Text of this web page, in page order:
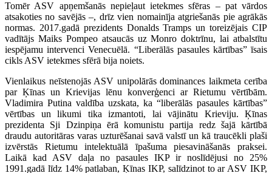
Tomēr ASV apņemšanās nepieļaut ietekmes sfēras – pat vārdos
atsakoties no savējās –, drīz vien nomainīja atgriešanās pie agrākās
normas. 2017.gadā prezidents Donalds Tramps un toreizējais CIP
vadītājs Maiks Pompeo atsaucās uz Monro doktrīnu, lai atbalstītu
iespējamu intervenci Venecuēlā. “Liberālās pasaules kārtības” īsais
cikls ASV ietekmes sfērā bija noiets.
Vienlaikus neīstenojās ASV unipolārās dominances laikmeta cerība
par Ķīnas un Krievijas lēnu konverģenci ar Rietumu vērtībām.
Vladimira Putina valdība uzskata, ka “liberālās pasaules kārtības”
vērtības un likumi tika izmantoti, lai vājinātu Krieviju. Ķīnas
prezidenta Sji Dzinpiņa ērā komunistu partija redz šajā kārtībā
draudu autoritāras varas uzturēšanai savā valstī un kā traucēkli plaši
izvērstās Rietumu intelektuālā īpašuma piesavināšanās praksei.
Laikā kad ASV daļa no pasaules IKP ir noslīdējusi no 25%
1991.gadā līdz 14% patlaban, Ķīnas IKP, salīdzinot to ar ASV IKP,